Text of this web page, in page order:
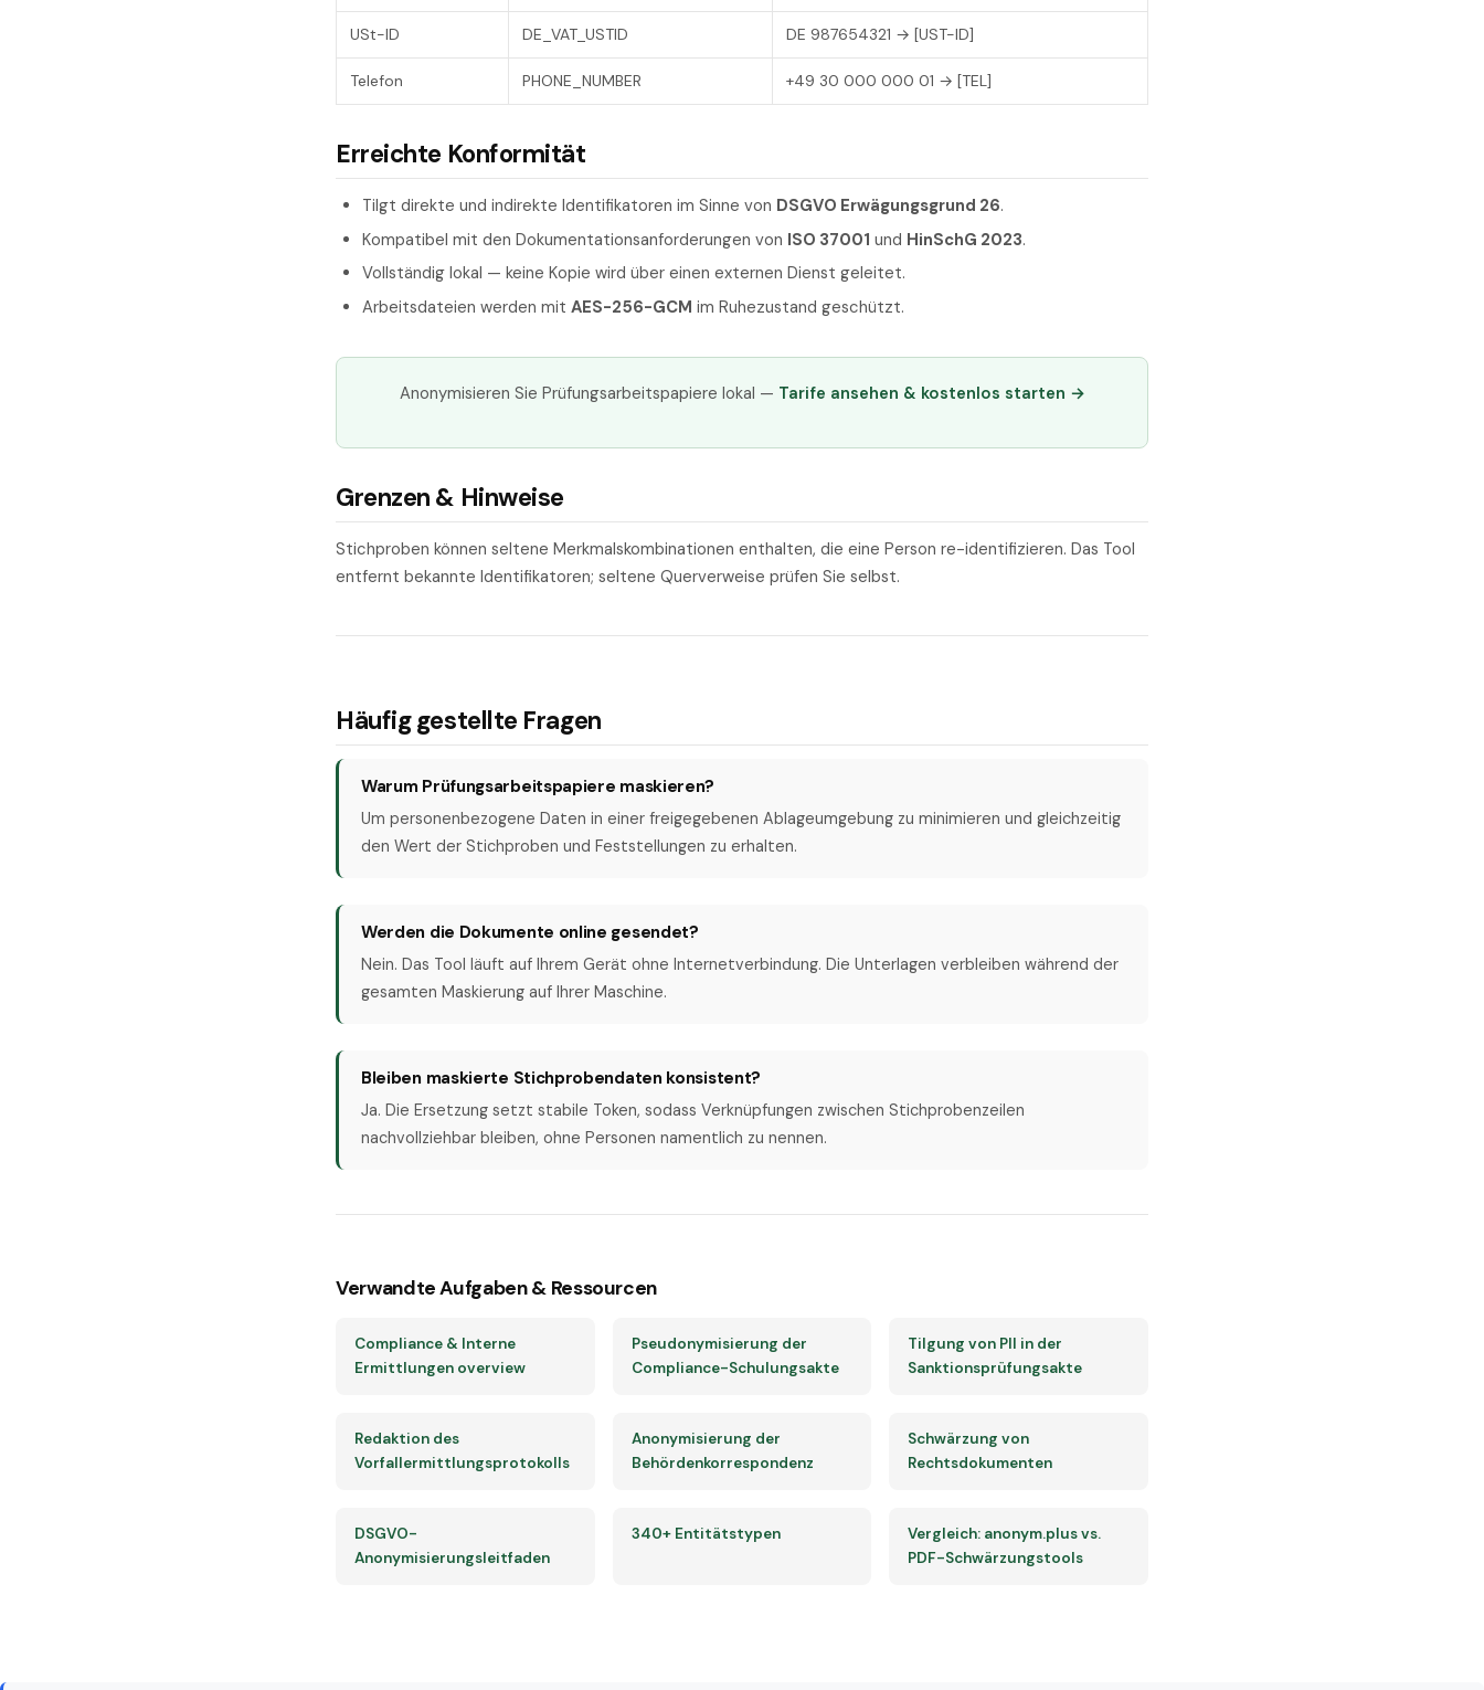
USt-ID DE_VAT_USTID DE 987654321 → [UST-ID]
Telefon PHONE_NUMBER +49 30 000 000 01 → [TEL]
Erreichte Konformität
Tilgt direkte und indirekte Identifikatoren im Sinne von DSGVO Erwägungsgrund 26.
Kompatibel mit den Dokumentationsanforderungen von ISO 37001 und HinSchG 2023.
Vollständig lokal — keine Kopie wird über einen externen Dienst geleitet.
Arbeitsdateien werden mit AES-256-GCM im Ruhezustand geschützt.
Anonymisieren Sie Prüfungsarbeitspapiere lokal — Tarife ansehen & kostenlos starten →
Grenzen & Hinweise
Stichproben können seltene Merkmalskombinationen enthalten, die eine Person re-identifizieren. Das Tool
entfernt bekannte Identifikatoren; seltene Querverweise prüfen Sie selbst.
Häufig gestellte Fragen
Warum Prüfungsarbeitspapiere maskieren?
Um personenbezogene Daten in einer freigegebenen Ablageumgebung zu minimieren und gleichzeitig
den Wert der Stichproben und Feststellungen zu erhalten.
Werden die Dokumente online gesendet?
Nein. Das Tool läuft auf Ihrem Gerät ohne Internetverbindung. Die Unterlagen verbleiben während der
gesamten Maskierung auf Ihrer Maschine.
Bleiben maskierte Stichprobendaten konsistent?
Ja. Die Ersetzung setzt stabile Token, sodass Verknüpfungen zwischen Stichprobenzeilen
nachvollziehbar bleiben, ohne Personen namentlich zu nennen.
Verwandte Aufgaben & Ressourcen
Compliance & Interne
Ermittlungen overview
Pseudonymisierung der
Compliance-Schulungsakte
Tilgung von PII in der
Sanktionsprüfungsakte
Redaktion des
Vorfallermittlungsprotokolls
Anonymisierung der
Behördenkorrespondenz
Schwärzung von
Rechtsdokumenten
DSGVO-
Anonymisierungsleitfaden
340+ Entitätstypen
Vergleich: anonym.plus vs.
PDF-Schwärzungstools